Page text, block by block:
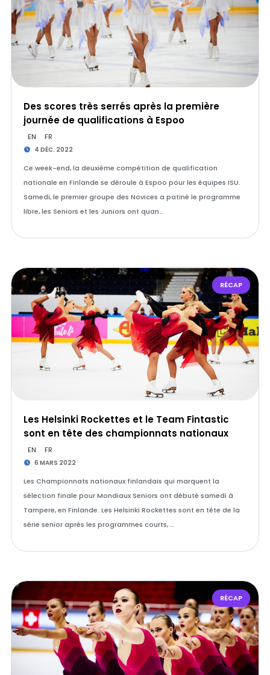
Des scores très serrés après la première
journée de qualifications à Espoo
EN FR
4 DÉC. 2022
Ce week-end, la deuxième compétition de qualification
nationale en Finlande se déroule à Espoo pour les équipes ISU.
Samedi, le premier groupe des Novices a patiné le programme
libre, les Seniors et les Juniors ont quan…
RÉCAP
Les Helsinki Rockettes et le Team Fintastic
sont en tête des championnats nationaux
EN FR
6 MARS 2022
Les Championnats nationaux finlandais qui marquent la
sélection finale pour Mondiaux Seniors ont débuté samedi à
Tampere, en Finlande. Les Helsinki Rockettes sont en tête de la
série senior après les programmes courts, …
RÉCAP